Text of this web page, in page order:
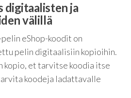
digitaalisten ja
välillä
eShop-koodit on
pelin digitaalisiin kopioihin.
kopio, et tarvitse koodia itse
koodeja ladattavalle